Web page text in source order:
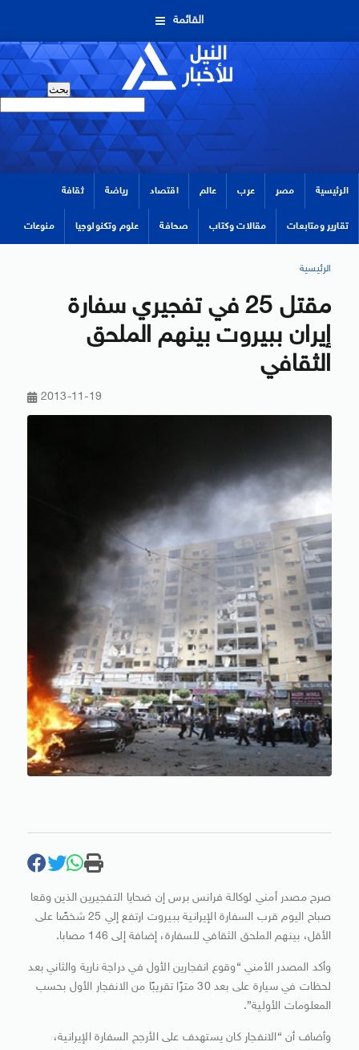
القائمة
الرئيسية مصر عرب عالم اقتصاد رياضة ثقافة
تقارير ومتابعات مقالات وكتاب صحافة علوم وتكنولوجيا منوعات
الرئيسية
مقتل 25 في تفجيري سفارة
إيران ببيروت بينهم الملحق
الثقافي
2013-11-19
صرح مصدر أمني لوكالة فرانس برس إن ضحايا التفجيرين الذين وقعا
صباح اليوم قرب السفارة الإيرانية ببيروت ارتفع إلي 25 شخصًا على
الأقل، بينهم الملحق الثقافي للسفارة، إضافة إلى 146 مصابا.
وأكد المصدر الأمني “وقوع انفجارين الأول في دراجة نارية والثاني بعد
لحظات في سيارة على بعد 30 مترًا تقريبًا من الانفجار الأول بحسب
المعلومات الأولية”.
وأضاف أن “الانفجار كان يستهدف على الأرجح السفارة الإيرانية،